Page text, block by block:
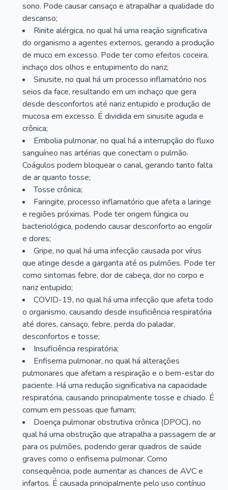
sono. Pode causar cansaço e atrapalhar a qualidade do
descanso;
Rinite alérgica, no qual há uma reação significativa
do organismo a agentes externos, gerando a produção
de muco em excesso. Pode ter como efeitos coceira,
inchaço dos olhos e entupimento do nariz;
Sinusite, no qual há um processo inflamatório nos
seios da face, resultando em um inchaço que gera
desde desconfortos até nariz entupido e produção de
mucosa em excesso. É dividida em sinusite aguda e
crônica;
Embolia pulmonar, no qual há a interrupção do fluxo
sanguíneo nas artérias que conectam o pulmão.
Coágulos podem bloquear o canal, gerando tanto falta
de ar quanto tosse;
Tosse crônica;
Faringite, processo inflamatório que afeta a laringe
e regiões próximas. Pode ter origem fúngica ou
bacteriológica, podendo causar desconforto ao engolir
e dores;
Gripe, no qual há uma infecção causada por vírus
que atinge desde a garganta até os pulmões. Pode ter
como sintomas febre, dor de cabeça, dor no corpo e
nariz entupido;
COVID-19, no qual há uma infecção que afeta todo
o organismo, causando desde insuficiência respiratória
até dores, cansaço, febre, perda do paladar,
desconfortos e tosse;
Insuficiência respiratória;
Enfisema pulmonar, no qual há alterações
pulmonares que afetam a respiração e o bem-estar do
paciente. Há uma redução significativa na capacidade
respiratória, causando principalmente tosse e chiado. É
comum em pessoas que fumam;
Doença pulmonar obstrutiva crônica (DPOC), no
qual há uma obstrução que atrapalha a passagem de ar
para os pulmões, podendo gerar quadros de saúde
graves como o enfisema pulmonar. Como
consequência, pode aumentar as chances de AVC e
infartos. É causada principalmente pelo uso contínuo